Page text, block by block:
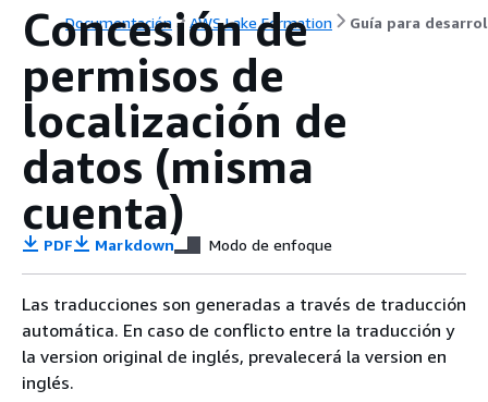
Documentación AWS Lake Formation Guía para
Concesión de
permisos de
localización de
datos (misma
cuenta)
PDF Markdown Modo de enfoque
Las traducciones son generadas a través de traducción
automática. En caso de conflicto entre la traducción y
la version original de inglés, prevalecerá la version en
inglés.